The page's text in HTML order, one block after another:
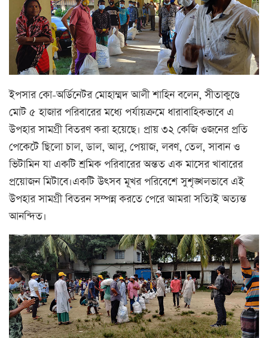
ইপসার কো-অর্ডিনেটর মোহাম্মদ আলী শাহিন বলেন, সীতাকুণ্ডে
মোট ৫ হাজার পরিবারের মধ্যে পর্যায়ক্রমে ধারাবাহিকভাবে এ
উপহার সামগ্রী বিতরণ করা হয়েছে। প্রায় ৩২ কেজি ওজনের প্রতি
পেকেটে ছিলো চাল, ডাল, আলু, পেয়াজ, লবণ, তেল, সাবান ও
ভিটামিন যা একটি শ্রমিক পরিবারের অন্তত এক মাসের খাবারের
প্রয়োজন মিটাবে।একটি উৎসব মূখর পরিবেশে সুশৃঙ্খলভাবে এই
উপহার সামগ্রী বিতরন সম্পন্ন করতে পেরে আমরা সত্যিই অত্যন্ত
আনন্দিত।